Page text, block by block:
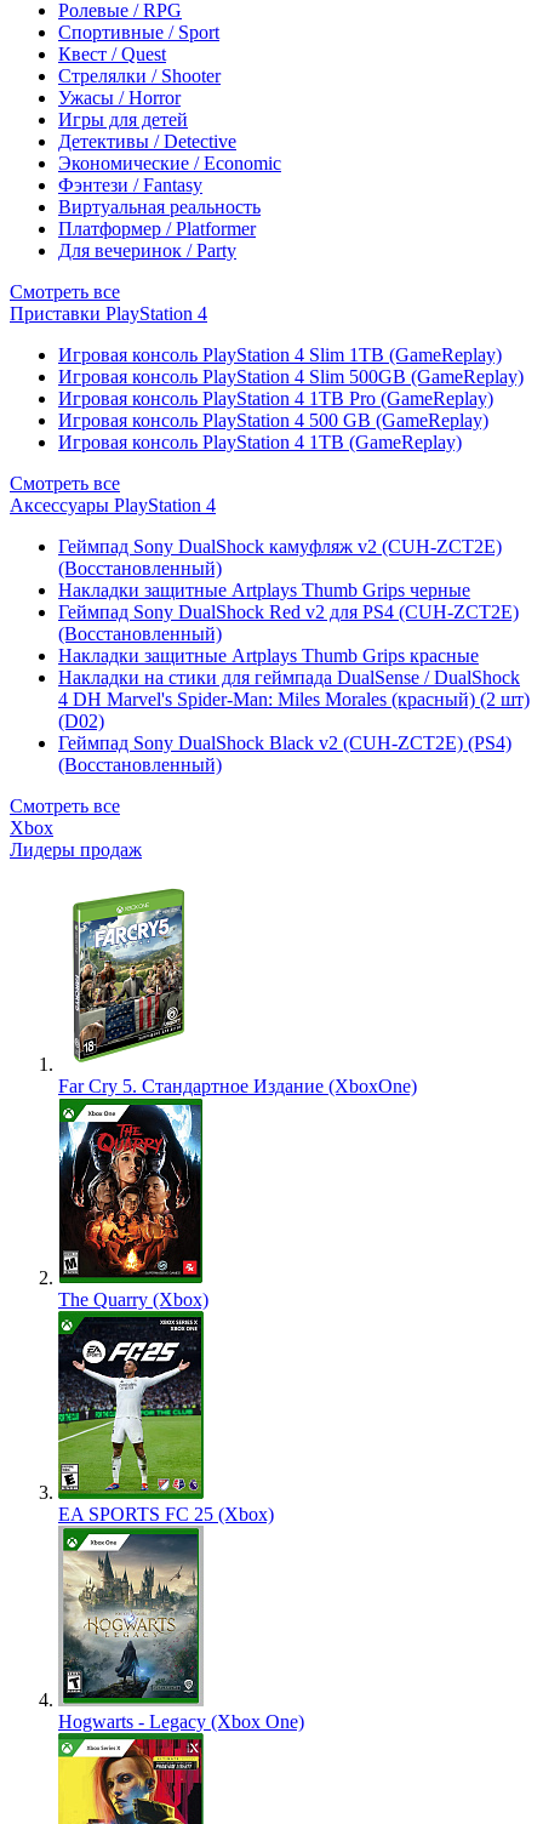
Ролевые / RPG
Спортивные / Sport
Квест / Quest
Стрелялки / Shooter
Ужасы / Horror
Игры для детей
Детективы / Detective
Экономические / Economic
Фэнтези / Fantasy
Виртуальная реальность
Платформер / Platformer
Для вечеринок / Party
Смотреть все
Приставки PlayStation 4
Игровая консоль PlayStation 4 Slim 1TB (GameReplay)
Игровая консоль PlayStation 4 Slim 500GB (GameReplay)
Игровая консоль PlayStation 4 1TB Pro (GameReplay)
Игровая консоль PlayStation 4 500 GB (GameReplay)
Игровая консоль PlayStation 4 1TB (GameReplay)
Смотреть все
Аксессуары PlayStation 4
Геймпад Sony DualShock камуфляж v2 (CUH-ZCT2E)
(Восстановленный)
Накладки защитные Artplays Thumb Grips черные
Геймпад Sony DualShock Red v2 для PS4 (CUH-ZCT2E)
(Восстановленный)
Накладки защитные Artplays Thumb Grips красные
Накладки на стики для геймпада DualSense / DualShock
4 DH Marvel's Spider-Man: Miles Morales (красный) (2 шт)
(D02)
Геймпад Sony DualShock Black v2 (CUH-ZCT2E) (PS4)
(Восстановленный)
Смотреть все
Xbox
Лидеры продаж
Far Cry 5. Стандартное Издание (XboxOne)
The Quarry (Xbox)
EA SPORTS FC 25 (Xbox)
Hogwarts - Legacy (Xbox One)